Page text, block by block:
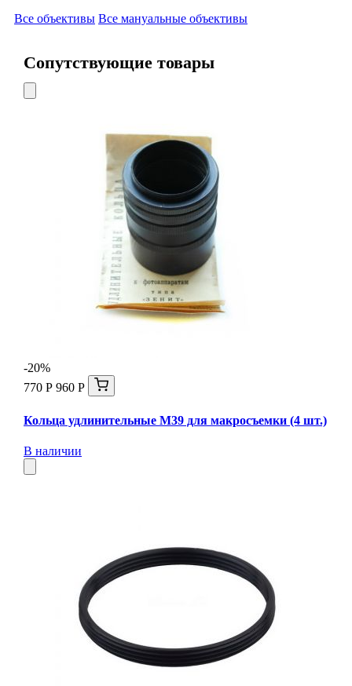
Все объективы Все мануальные объективы
Сопутствующие товары
-20%
770 Р 960 Р
Кольца удлинительные М39 для макросъемки (4 шт.)
В наличии